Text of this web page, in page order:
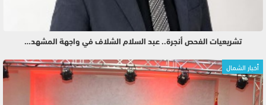
تشريعيات الفحص أنجرة.. عبد السلام الشلاف في واجهة المشهد…
أخبار الشمال